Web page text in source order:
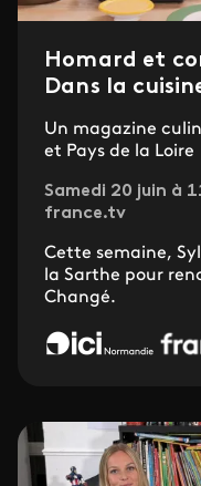
Homard et
Dans la
Un magazine
et Pays de la Loire
Samedi 20 juin à
france.tv
Cette semaine,
la Sarthe pour
Changé.